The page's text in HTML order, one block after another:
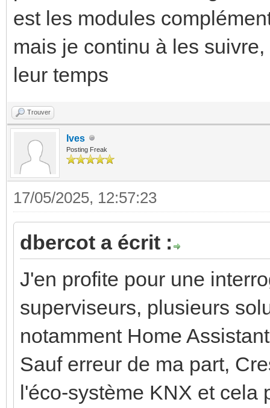
est les modules
mais je continu à les
leur temps
Trouver
Ives
Posting Freak
17/05/2025, 12:57:23
dbercot a écrit :
J'en profite pour une
superviseurs, plusieurs
notamment Home
Sauf erreur de ma part,
l'éco-système KNX et cela